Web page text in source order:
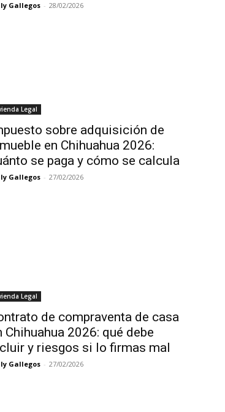
Gallegos - 28/02/2026
Legal
sobre adquisición de
en Chihuahua 2026:
se paga y cómo se calcula
Gallegos - 27/02/2026
Legal
de compraventa de casa
Chihuahua 2026: qué debe
y riesgos si lo firmas mal
Gallegos - 27/02/2026